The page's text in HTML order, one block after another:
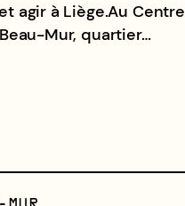
agir à Liège.Au Centre
Mur, quartier…